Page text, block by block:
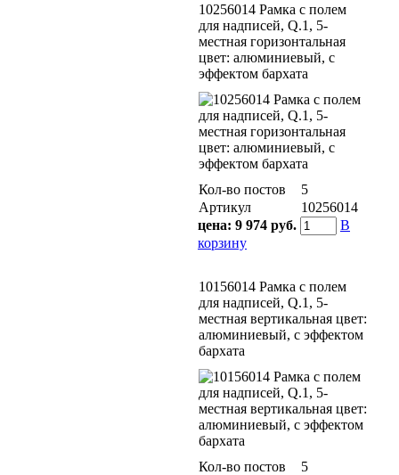
10256014 Рамка с полем
для надписей, Q.1, 5-
местная горизонтальная
цвет: алюминиевый, с
эффектом бархата
Кол-во постов
5
Артикул
10256014
цена: 9 974 руб.
В
корзину
10156014 Рамка с полем
для надписей, Q.1, 5-
местная вертикальная цвет:
алюминиевый, с эффектом
бархата
Кол-во постов
5